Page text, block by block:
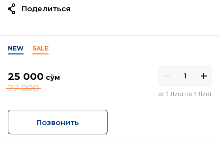
NEW SALE
25 000 сўм
27 000
от 1 Лист по 1 Лист
Позвонить
Поделиться